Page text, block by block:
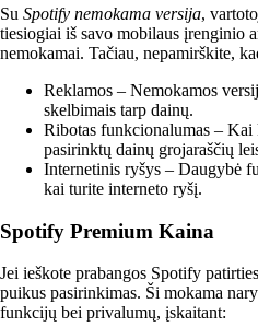
Su Spotify nemokama versija,
tiesiogiai iš savo mobilaus įrenginio
nemokamai. Tačiau, nepamirškite,
Reklamos – Nemokamos
skelbimais tarp dainų.
Ribotas funkcionalumas –
pasirinktų dainų grojaraščių
Internetinis ryšys – Daugybė
kai turite interneto ryšį.
Spotify Premium Kaina
Jei ieškote prabangos Spotify
puikus pasirinkimas. Ši mokama
funkcijų bei privalumų, įskaitant: